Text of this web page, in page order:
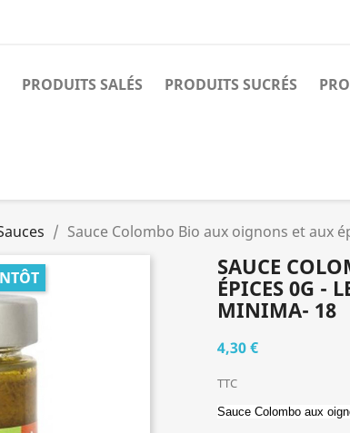
PRODUITS SALÉS PRODUITS SUCRÉS
Sauce Colombo Bio aux oignons et aux
SAUCE
ÉPICES 0G -
MINIMA- 18
4,30 €
TTC
Sauce Colombo aux